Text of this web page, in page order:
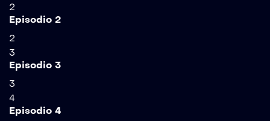
2
Episodio 2
2
3
Episodio 3
3
4
Episodio 4